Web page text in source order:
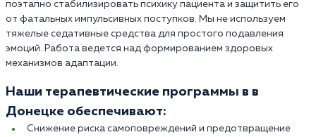
поэтапно стабилизировать психику пациента и защитить его
от фатальных импульсивных поступков. Мы не используем
тяжелые седативные средства для простого подавления
эмоций. Работа ведется над формированием здоровых
механизмов адаптации.
Наши терапевтические программы в в
Донецке обеспечивают:
Снижение риска самоповреждений и предотвращение